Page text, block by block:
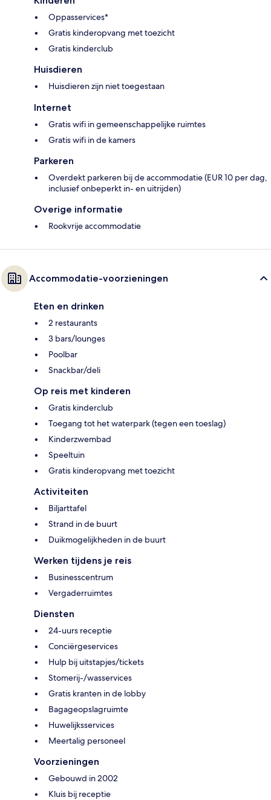
Oppasservices*
Gratis kinderopvang met toezicht
Gratis kinderclub
Huisdieren
Huisdieren zijn niet toegestaan
Internet
Gratis wifi in gemeenschappelijke ruimtes
Gratis wifi in de kamers
Parkeren
Overdekt parkeren bij de accommodatie (EUR 10 per dag,
inclusief onbeperkt in- en uitrijden)
Overige informatie
Rookvrije accommodatie
Accommodatie-voorzieningen
Eten en drinken
2 restaurants
3 bars/lounges
Poolbar
Snackbar/deli
Op reis met kinderen
Gratis kinderclub
Toegang tot het waterpark (tegen een toeslag)
Kinderzwembad
Speeltuin
Gratis kinderopvang met toezicht
Activiteiten
Biljarttafel
Strand in de buurt
Duikmogelijkheden in de buurt
Werken tijdens je reis
Businesscentrum
Vergaderruimtes
Diensten
24-uurs receptie
Conciërgeservices
Hulp bij uitstapjes/tickets
Stomerij-/wasservices
Gratis kranten in de lobby
Bagageopslagruimte
Huwelijksservices
Meertalig personeel
Voorzieningen
Gebouwd in 2002
Kluis bij receptie